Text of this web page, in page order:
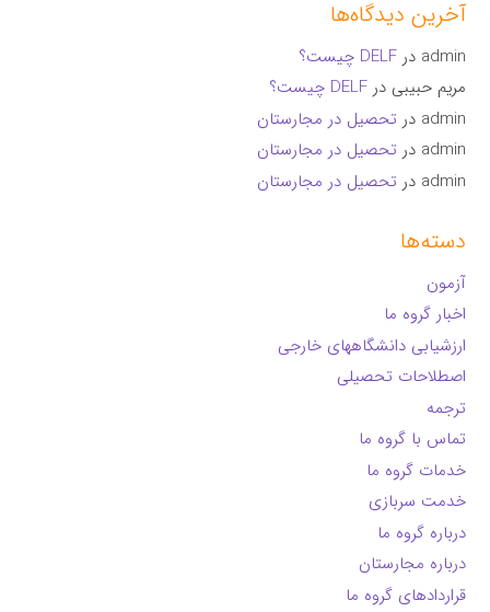
آخرین دیدگاه‌ها
admin درDELF چیست؟
مریم حبیبی درDELF چیست؟
admin در تحصیل در مجارستان
admin در تحصیل در مجارستان
admin در تحصیل در مجارستان
دسته‌ها
آزمون
اخبار گروه ما
ارزشیابی دانشگاههای خارجی
اصطلاحات تحصیلی
ترجمه
تماس با گروه ما
خدمات گروه ما
خدمت سربازی
درباره گروه ما
درباره مجارستان
قراردادهای گروه ما